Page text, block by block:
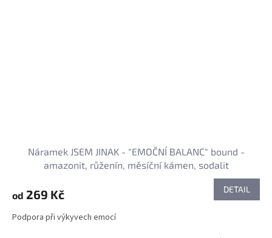
Náramek JSEM JINAK - "EMOČNÍ BALANC" bound -
amazonit, růženín, měsíční kámen, sodalit
od 269 Kč DETAIL
Podpora při výkyvech emocí